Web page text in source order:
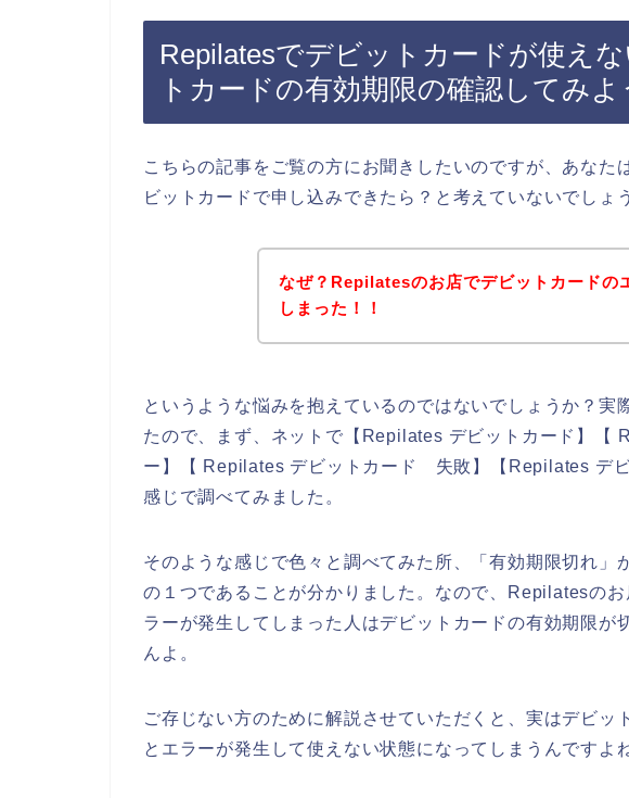
Repilatesでデビットカードが使え
トカードの有効期限の確認してみよ
こちらの記事をご覧の方にお聞きしたいのですが、あな
ビットカードで申し込みできたら？と考えていないでしょ
なぜ？Repilatesのお店でデビットカードの
しまった！！
というような悩みを抱えているのではないでしょうか？実
たので、まず、ネットで【Repilates デビットカード】
ー】【 Repilates デビットカード 失敗】【Repilates デ
感じで調べてみました。
そのような感じで色々と調べてみた所、「有効期限切れ」
の１つであることが分かりました。なので、Repilatesの
ラーが発生してしまった人はデビットカードの有効期限が
んよ。
ご存じない方のために解説させていただくと、実はデビッ
とエラーが発生して使えない状態になってしまうんですよ